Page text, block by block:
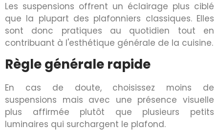
Les suspensions offrent un éclairage plus ciblé
que la plupart des plafonniers classiques. Elles
sont donc pratiques au quotidien tout en
contribuant à l'esthétique générale de la cuisine.
Règle générale rapide
En cas de doute, choisissez moins de
suspensions mais avec une présence visuelle
plus affirmée plutôt que plusieurs petits
luminaires qui surchargent le plafond.